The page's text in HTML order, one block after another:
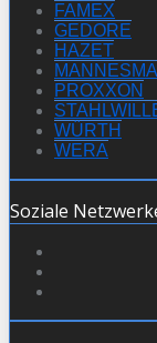
FAMEX
GEDORE
HAZET
PROXXON
WÜRTH
WERA
Soziale